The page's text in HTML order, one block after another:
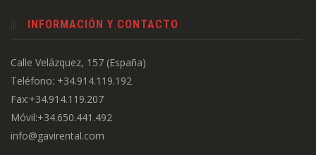
INFORMACIÓN Y CONTACTO
Calle Velázquez, 157 (España)
Teléfono: +34.914.119.192
Fax:+34.914.119.207
Móvil:+34.650.441.492
info@gavirental.com